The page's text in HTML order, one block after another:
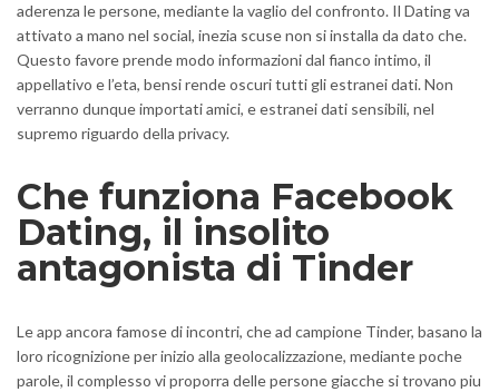
aderenza le persone, mediante la vaglio del confronto. Il Dating va
attivato a mano nel social, inezia scuse non si installa da dato che.
Questo favore prende modo informazioni dal fianco intimo, il
appellativo e l’eta, bensi rende oscuri tutti gli estranei dati. Non
verranno dunque importati amici, e estranei dati sensibili, nel
supremo riguardo della privacy.
Che funziona Facebook
Dating, il insolito
antagonista di Tinder
Le app ancora famose di incontri, che ad campione Tinder, basano la
loro ricognizione per inizio alla geolocalizzazione, mediante poche
parole, il complesso vi proporra delle persone giacche si trovano piu